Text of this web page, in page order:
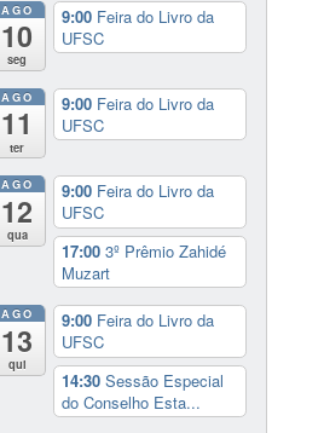
AGO
10
seg
9:00 Feira do Livro da
UFSC
AGO
11
ter
9:00 Feira do Livro da
UFSC
AGO
12
qua
9:00 Feira do Livro da
UFSC
17:00 3º Prêmio Zahidé
Muzart
AGO
13
qui
9:00 Feira do Livro da
UFSC
14:30 Sessão Especial
do Conselho Esta...